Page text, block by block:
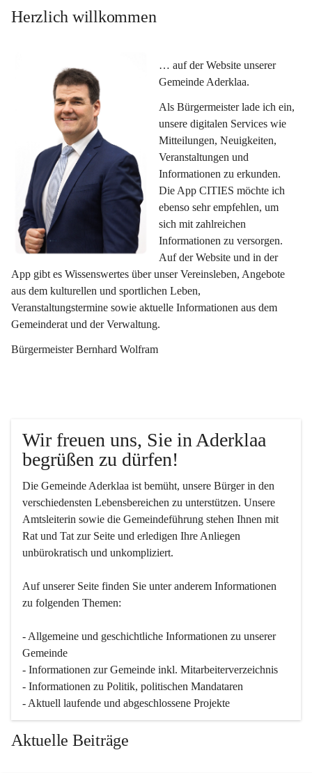
Herzlich willkommen
… auf der Website unserer
Gemeinde Aderklaa.
Als Bürgermeister lade ich ein,
unsere digitalen Services wie
Mitteilungen, Neuigkeiten,
Veranstaltungen und
Informationen zu erkunden.
Die App CITIES möchte ich
ebenso sehr empfehlen, um
sich mit zahlreichen
Informationen zu versorgen.
Auf der Website und in der
App gibt es Wissenswertes über unser Vereinsleben, Angebote
aus dem kulturellen und sportlichen Leben,
Veranstaltungstermine sowie aktuelle Informationen aus dem
Gemeinderat und der Verwaltung.
Bürgermeister Bernhard Wolfram
Wir freuen uns, Sie in Aderklaa
begrüßen zu dürfen!
Die Gemeinde Aderklaa ist bemüht, unsere Bürger in den
verschiedensten Lebensbereichen zu unterstützen. Unsere
Amtsleiterin sowie die Gemeindeführung stehen Ihnen mit
Rat und Tat zur Seite und erledigen Ihre Anliegen
unbürokratisch und unkompliziert.
Auf unserer Seite finden Sie un­ter an­de­rem Informationen
zu folgenden Themen:
- Allgemeine und geschichtliche Informationen zu unserer
Gemeinde
- Informationen zur Gemeinde inkl. Mitarbeiterverzeichnis
- Informationen zu Politik, politischen Mandataren
- Aktuell laufende und abgeschlossene Projekte
Aktuelle Beiträge